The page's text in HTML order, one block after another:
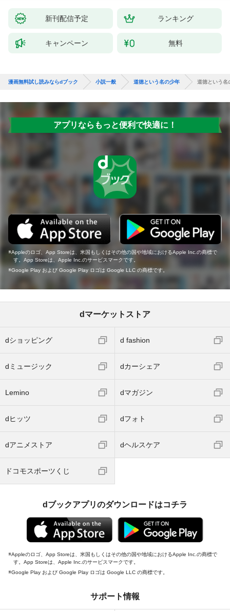
新刊配信予定 ランキング
キャンペーン 無料
漫画無料試し読みならdブック 小説一般 道徳という名の少年 道徳という名
アプリならもっと便利で快適に！
Appleのロゴ、App Storeは、米国もしくはその他の国や地域におけるApple Inc.の商標で
す。App Storeは、Apple Inc.のサービスマークです。
Google Play および Google Play ロゴは Google LLC の商標です。
dマーケットストア
dショッピング d fashion
dミュージック dカーシェア
Lemino dマガジン
dヒッツ dフォト
dアニメストア dヘルスケア
ドコモスポーツくじ
dブックアプリのダウンロードはコチラ
Appleのロゴ、App Storeは、米国もしくはその他の国や地域におけるApple Inc.の商標で
す。App Storeは、Apple Inc.のサービスマークです。
Google Play および Google Play ロゴは Google LLC の商標です。
サポート情報